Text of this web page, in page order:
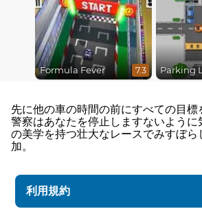
Formula Fever 7.3 Parking
先に他の車の時間の前にすべての目
警察はあなたを停止しますないよう
の美学を持つ壮大なレースでみすぼら
加。
利用規約